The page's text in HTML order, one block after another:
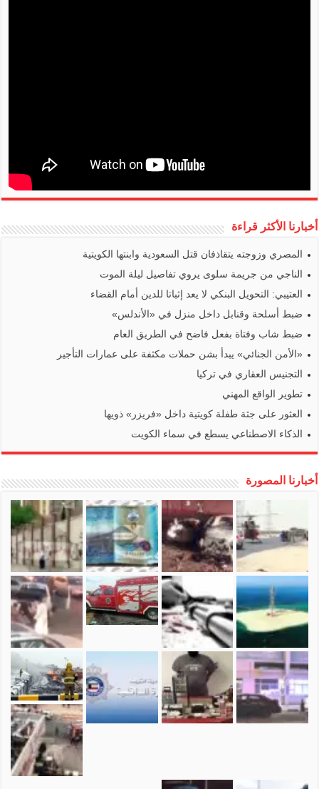
أخبارنا الأكثر قراءة
المصري وزوجته يتقاذفان قتل السعودية وابنتها الكويتية
الناجي من جريمة سلوى يروي تفاصيل ليلة الموت
العتيبي: التحويل البنكي لا يعد إثباتا للدين أمام القضاء
ضبط أسلحة وقنابل داخل منزل في «الأندلس»
ضبط شاب وفتاة بفعل فاضح في الطريق العام
«الأمن الجنائي» يبدأ بشن حملات مكثفة على عمارات التأجير
التجنيس العقاري في تركيا
تطوير الواقع المهني
العثور على جثة طفلة كويتية داخل «فريزر» ذويها
الذكاء الاصطناعي يسطع في سماء الكويت
أخبارنا المصورة